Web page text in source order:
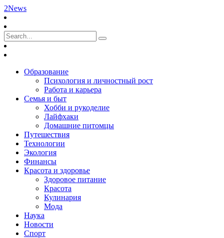
2News
Образование
Психология и личностный рост
Работа и карьера
Семья и быт
Хобби и рукоделие
Лайфхаки
Домашние питомцы
Путешествия
Технологии
Экология
Финансы
Красота и здоровье
Здоровое питание
Красота
Кулинария
Мода
Наука
Новости
Спорт